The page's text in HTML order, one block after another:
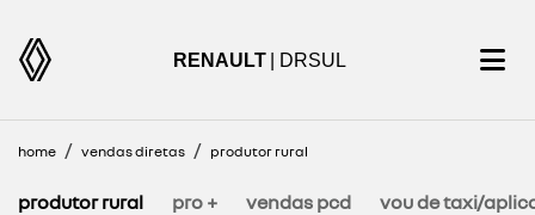
RENAULT | DRSUL
home vendas diretas produtor rural
pro + vendas pcd vou de taxi/
produtor rural